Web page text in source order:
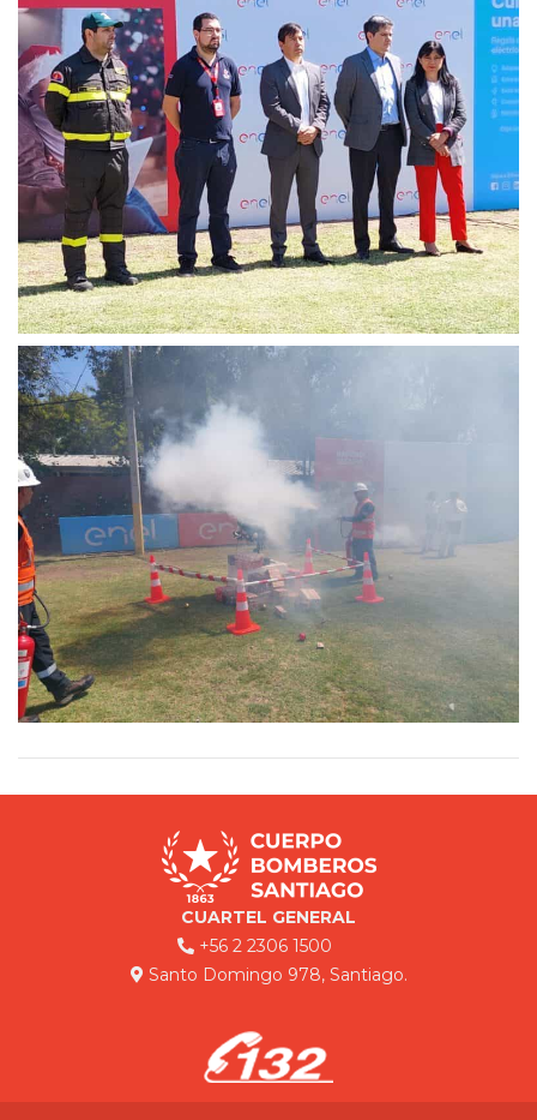
CUARTEL GENERAL
+56 2 2306 1500
Santo Domingo 978, Santiago.